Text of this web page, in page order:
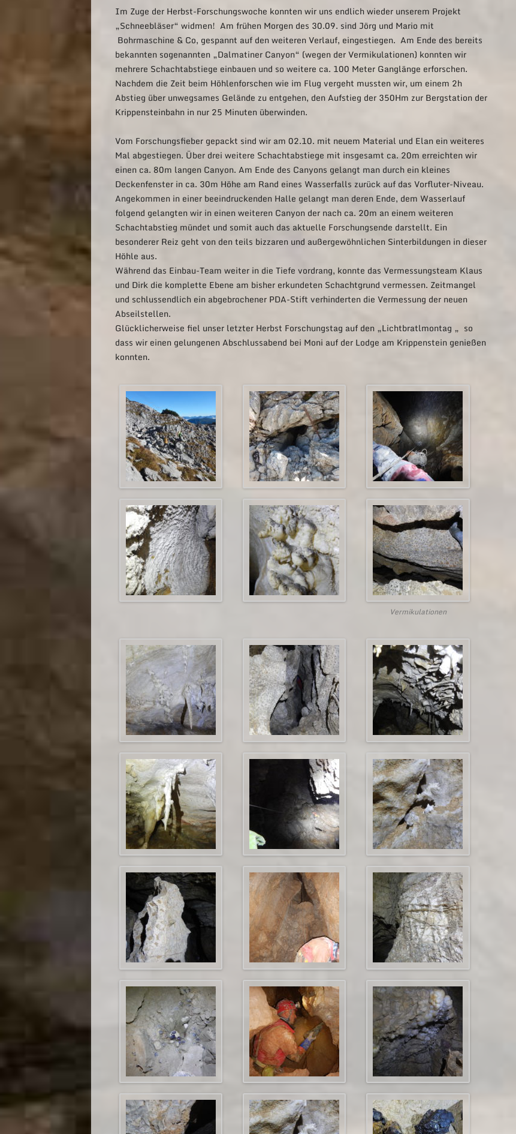
CAVERENDERPRO
SCHRIFTEN UND ABBRUCH-
SIGNATUREN
Im Zuge der Herbst-Forschungswoche konnten wir uns endlich wieder unserem Projekt
„Schneebläser“ widmen! Am frühen Morgen des 30.09. sind Jörg und Mario mit
Bohrmaschine & Co, gespannt auf den weiteren Verlauf, eingestiegen. Am Ende des bereits
bekannten sogenannten „Dalmatiner Canyon“ (wegen der Vermikulationen) konnten wir
mehrere Schachtabstiege einbauen und so weitere ca. 100 Meter Ganglänge erforschen.
Nachdem die Zeit beim Höhlenforschen wie im Flug vergeht mussten wir, um einem 2h
Abstieg über unwegsames Gelände zu entgehen, den Aufstieg der 350Hm zur Bergstation der
Krippensteinbahn in nur 25 Minuten überwinden.
Vom Forschungsfieber gepackt sind wir am 02.10. mit neuem Material und Elan ein weiteres
Mal abgestiegen. Über drei weitere Schachtabstiege mit insgesamt ca. 20m erreichten wir
einen ca. 80m langen Canyon. Am Ende des Canyons gelangt man durch ein kleines
Deckenfenster in ca. 30m Höhe am Rand eines Wasserfalls zurück auf das Vorfluter-Niveau.
Angekommen in einer beeindruckenden Halle gelangt man deren Ende, dem Wasserlauf
folgend gelangten wir in einen weiteren Canyon der nach ca. 20m an einem weiteren
Schachtabstieg mündet und somit auch das aktuelle Forschungsende darstellt. Ein
besonderer Reiz geht von den teils bizzaren und außergewöhnlichen Sinterbildungen in dieser
Höhle aus.
Während das Einbau-Team weiter in die Tiefe vordrang, konnte das Vermessungsteam Klaus
und Dirk die komplette Ebene am bisher erkundeten Schachtgrund vermessen. Zeitmangel
und schlussendlich ein abgebrochener PDA-Stift verhinderten die Vermessung der neuen
Abseilstellen.
Glücklicherweise fiel unser letzter Herbst Forschungstag auf den „Lichtbratlmontag „ so
dass wir einen gelungenen Abschlussabend bei Moni auf der Lodge am Krippenstein genießen
konnten.
Vermikulationen